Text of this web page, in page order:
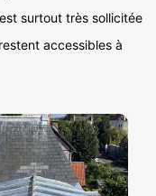
surtout très sollicitée
accessibles à